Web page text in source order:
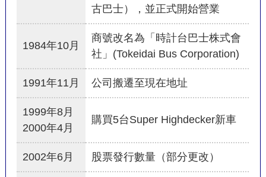
古巴士），並正式開始營業
1984年10月
商號改名為「時計台巴士株式會
社」(Tokeidai Bus Corporation)
1991年11月 公司搬遷至現在地址
1999年8月
2000年4月
購買5台Super Highdecker新車
2002年6月 股票發行數量（部分更改）